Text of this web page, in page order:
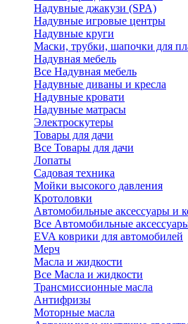
Надувные джакузи (SPA)
Надувные игровые центры
Надувные круги
Маски, трубки, шапочки для
Надувная мебель
Все Надувная мебель
Надувные диваны и кресла
Надувные кровати
Надувные матрасы
Электроскутеры
Товары для дачи
Все Товары для дачи
Лопаты
Садовая техника
Мойки высокого давления
Кротоловки
Автомобильные аксессуары и
Все Автомобильные
EVA коврики для автомобилей
Мерч
Масла и жидкости
Все Масла и жидкости
Трансмиссионные масла
Антифризы
Моторные масла